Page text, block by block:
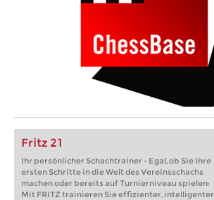
Fritz 21
Ihr persönlicher Schachtrainer - Egal, ob Sie Ihre
ersten Schritte in die Welt des Vereinsschachs
machen oder bereits auf Turnierniveau spielen:
Mit FRITZ trainieren Sie effizienter, intelligenter